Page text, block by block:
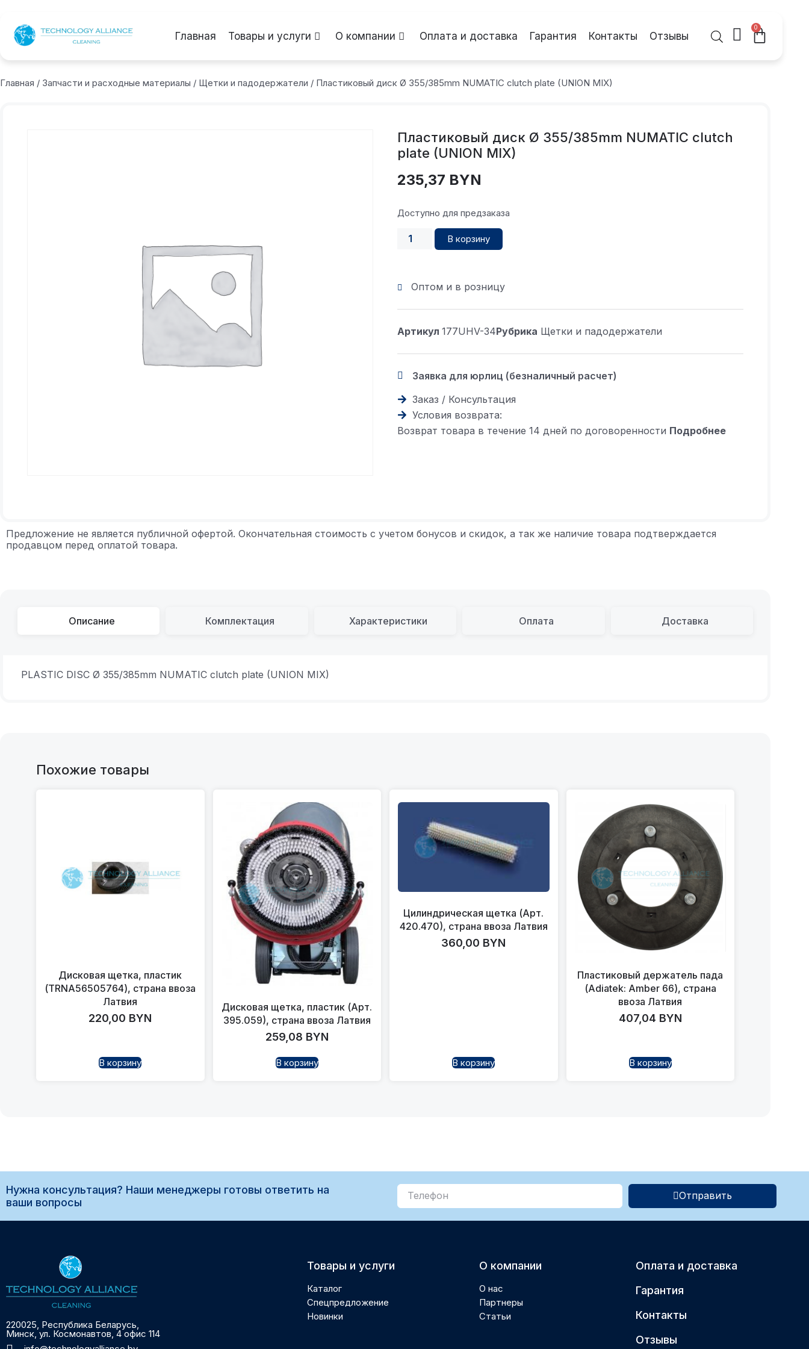
Главная Товары и услуги О компании Оплата и доставка Гарантия Контакты Отзывы
0
Главная / Запчасти и расходные материалы / Щетки и падодержатели / Пластиковый диск Ø 355/385mm NUMATIC clutch plate (UNION MIX)
Пластиковый диск Ø 355/385mm NUMATIC clutch
plate (UNION MIX)
235,37 BYN
Доступно для предзаказа
В корзину
Оптом и в розницу
Артикул 177UHV-34Рубрика Щетки и падодержатели
Заявка для юрлиц (безналичный расчет)
Заказ / Консультация
Условия возврата:
Возврат товара в течение 14 дней по договоренности Подробнее
Предложение не является публичной офертой. Окончательная стоимость с учетом бонусов и скидок, а так же наличие товара подтверждается
продавцом перед оплатой товара.
Описание Комплектация Характеристики Оплата Доставка
PLASTIC DISC Ø 355/385mm NUMATIC clutch plate (UNION MIX)
Похожие товары
Дисковая щетка, пластик
(TRNA56505764), страна ввоза
Латвия
220,00 BYN
В корзину
Дисковая щетка, пластик (Арт.
395.059), страна ввоза Латвия
259,08 BYN
В корзину
Цилиндрическая щетка (Арт.
420.470), страна ввоза Латвия
360,00 BYN
В корзину
Пластиковый держатель пада
(Adiatek: Amber 66), страна
ввоза Латвия
407,04 BYN
В корзину
Нужна консультация? Наши менеджеры готовы ответить на
ваши вопросы
Отправить
220025, Республика Беларусь,
Минск, ул. Космонавтов, 4 офис 114
Товары и услуги
Каталог
Спецпредложение
Новинки
О компании
О нас
Партнеры
Статьи
Оплата и доставка
Гарантия
Контакты
Отзывы